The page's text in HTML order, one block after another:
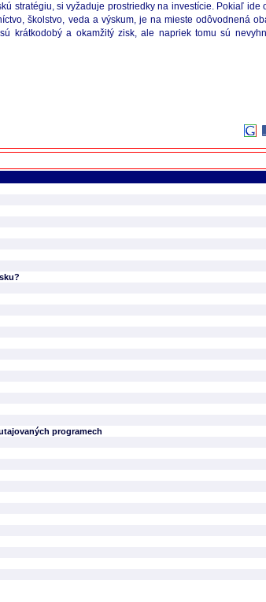
stratégiu, si vyžaduje prostriedky na investície. Pokiaľ
školstvo, veda a výskum, je na mieste odôvodnená
krátkodobý a okamžitý zisk, ale napriek tomu sú
programech